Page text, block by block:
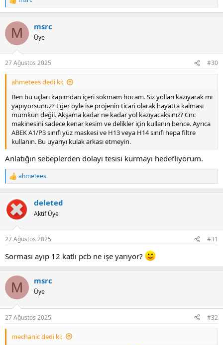
R
e
c
i
s
:
M msrc
Üye
27 Ağustos 2025 #30
ahmetees dedi ki:
Ben bu uçları kapımdan içeri sokmam hocam. Siz yolları kazıyarak mı
yapıyorsunuz? Eğer öyle ise projenin ticari olarak hayatta kalması
mümkün değil. Akşama kadar ne kadar yol kazıyacaksınız? Cnc
makinesini sadece kenar kesim ve delikler için kullanın bence. Ayrıca
ABEK A1/P3 sınıfı yüz maskesi ve H13 veya H14 sınıfı hepa filtre
kullanın. Bu uyarıyı kulak arkası etmeyin.
Anlatığın sebeplerden dolayı tesisi kurmayı hedefliyorum.
R
e
c
i
s
ahmetees
deleted
Aktif Üye
27 Ağustos 2025 #31
Sorması ayıp 12 katlı pcb ne işe yarıyor?
M msrc
Üye
27 Ağustos 2025 #32
mechanic dedi ki: